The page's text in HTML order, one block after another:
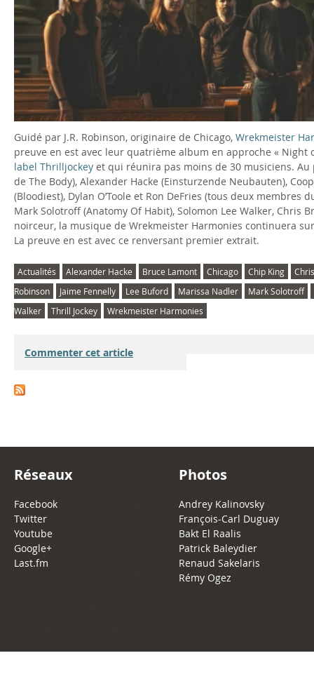
Guidé par J.R. Robinson, originaire de Chicago, Wrekmeister
preuve en est avec leur quatrième album en approche « Night
label Thrilljockey et qui réunira pas moins de 30 musiciens.
de The Body), Alexander Hacke (Einsturzende Neubauten),
(Bloodiest), Dylan O’Toole et Ron DeFries (tous deux membres
Mark Solotroff (Anatomy Of Habit), Solomon Lee Walker, Chris
noirceur, la musique de Wrekmeister Harmonies continuera
La preuve en est avec ce renversant premier extrait.
Actualités Alexander Hacke Bruce Lamont Chicago Chip King
Robinson
Jaime Fennelly Lee Buford Marissa Nadler
Mark Solotroff
Walker
Thrill Jockey Wrekmeister Harmonies
Commenter cet article
Réseaux
Facebook
Twitter
Youtube
Google+
Last.fm
Photos
Andrey Kalinovsky
François-Carl Duguay
Bakt El Raalis
Patrick Baleydier
Renaud Sakelaris
Rémy Ogez